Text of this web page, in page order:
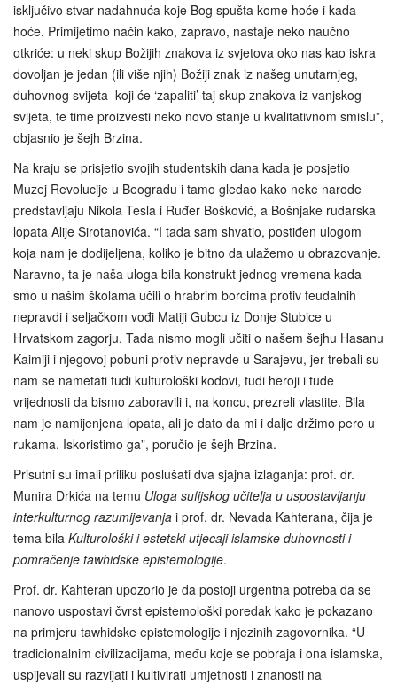
isključivo stvar nadahnuća koje Bog spušta kome hoće i kada
hoće. Primijetimo način kako, zapravo, nastaje neko naučno
otkriće: u neki skup Božijih znakova iz svjetova oko nas kao iskra
dovoljan je jedan (ili više njih) Božiji znak iz našeg unutarnjeg,
duhovnog svijeta koji će ‘zapaliti’ taj skup znakova iz vanjskog
svijeta, te time proizvesti neko novo stanje u kvalitativnom smislu”,
objasnio je šejh Brzina.
Na kraju se prisjetio svojih studentskih dana kada je posjetio
Muzej Revolucije u Beogradu i tamo gledao kako neke narode
predstavljaju Nikola Tesla i Ruđer Bošković, a Bošnjake rudarska
lopata Alije Sirotanovića. “I tada sam shvatio, postiđen ulogom
koja nam je dodijeljena, koliko je bitno da ulažemo u obrazovanje.
Naravno, ta je naša uloga bila konstrukt jednog vremena kada
smo u našim školama učili o hrabrim borcima protiv feudalnih
nepravdi i seljačkom vođi Matiji Gubcu iz Donje Stubice u
Hrvatskom zagorju. Tada nismo mogli učiti o našem šejhu Hasanu
Kaimiji i njegovoj pobuni protiv nepravde u Sarajevu, jer trebali su
nam se nametati tuđi kulturološki kodovi, tuđi heroji i tuđe
vrijednosti da bismo zaboravili i, na koncu, prezreli vlastite. Bila
nam je namijenjena lopata, ali je dato da mi i dalje držimo pero u
rukama. Iskoristimo ga”, poručio je šejh Brzina.
Prisutni su imali priliku poslušati dva sjajna izlaganja: prof. dr.
Munira Drkića na temu Uloga sufijskog učitelja u uspostavljanju
interkulturnog razumijevanja i prof. dr. Nevada Kahterana, čija je
tema bila Kulturološki i estetski utjecaji islamske duhovnosti i
pomračenje tawhidske epistemologije.
Prof. dr. Kahteran upozorio je da postoji urgentna potreba da se
nanovo uspostavi čvrst epistemološki poredak kako je pokazano
na primjeru tawhidske epistemologije i njezinih zagovornika. “U
tradicionalnim civilizacijama, među koje se pobraja i ona islamska,
uspijevali su razvijati i kultivirati umjetnosti i znanosti na